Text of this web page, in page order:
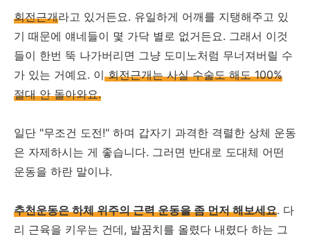
회전근개라고 있거든요. 유일하게 어깨를 지탱해주고 있
기 때문에 얘네들이 몇 가닥 별로 없거든요. 그래서 이것
들이 한번 뚝 나가버리면 그냥 도미노처럼 무너져버릴 수
가 있는 거예요. 이회전근개는 사실 수술도 해도 100%
절대 안 돌아와요.
일단 "무조건 도전!" 하며 갑자기 과격한 격렬한 상체 운동
은 자제하시는 게 좋습니다. 그러면 반대로 도대체 어떤
운동을 하란 말이냐.
추천운동은 하체 위주의 근력 운동을 좀 먼저 해보세요. 다
리 근육을 키우는 건데, 발꿈치를 올렸다 내렸다 하는 그